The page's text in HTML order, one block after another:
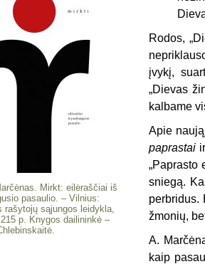
Mirkt: eilėraščiai iš
pasaulio. – Vilnius:
rašytojų sąjungos leidykla,
p. Knygos dailininkė –
Rodos,
įvykį,
„Dievas
kalbame
Apie
paprastai ir
„Paprasto
sniegą.
perbridus.
žmonių,
A.
kaip